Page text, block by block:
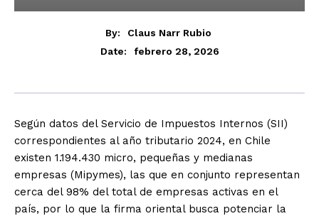
By:
Claus Narr Rubio
Date:
febrero 28, 2026
Según datos del Servicio de Impuestos Internos (SII)
correspondientes al año tributario 2024, en Chile
existen 1.194.430 micro, pequeñas y medianas
empresas (Mipymes), las que en conjunto representan
cerca del 98% del total de empresas activas en el
país, por lo que la firma oriental busca potenciar la